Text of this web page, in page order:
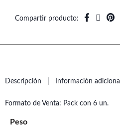
Compartir producto
Descripción Información adicional
Formato de Venta: Pack con 6 un.
Peso